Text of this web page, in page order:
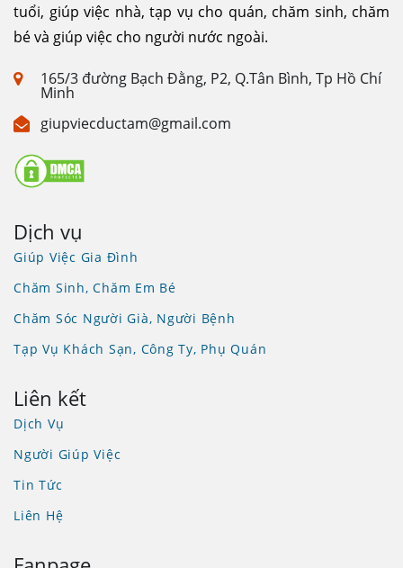
tuổi, giúp việc nhà, tạp vụ cho quán, chăm sinh, chăm
bé và giúp việc cho người nước ngoài.
165/3 đường Bạch Đằng, P2, Q.Tân Bình, Tp Hồ Chí
Minh
giupviecductam@gmail.com
Dịch vụ
Giúp Việc Gia Đình
Chăm Sinh, Chăm Em Bé
Chăm Sóc Người Già, Người Bệnh
Tạp Vụ Khách Sạn, Công Ty, Phụ Quán
Liên kết
Dịch Vụ
Người Giúp Việc
Tin Tức
Liên Hệ